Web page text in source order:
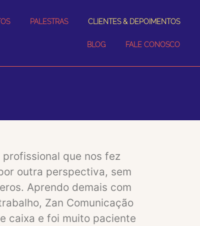
PALESTRAS CLIENTES & DEPOIMENTOS
BLOG FALE CONOSCO
que nos fez
outra perspectiva, sem
Aprendo demais com
Zan Comunicação
caixa e foi muito paciente